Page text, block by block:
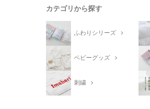
カテゴリから探す
ふわりシリーズ
ベビーグッズ
刺繍